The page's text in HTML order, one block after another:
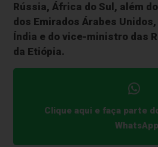
Rússia, África do Sul, além
dos Emirados Árabes
Índia e do vice-ministro das
da Etiópia.
Clique aqui e faça parte
WhatsApp